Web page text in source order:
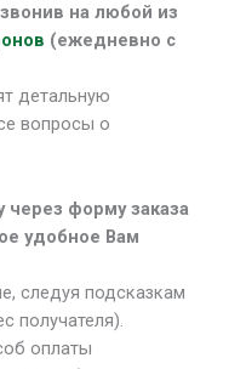
на любой из
(ежедневно с
детальную
вопросы о
через форму заказа
удобное Вам
следуя подсказкам
получателя).
оплаты